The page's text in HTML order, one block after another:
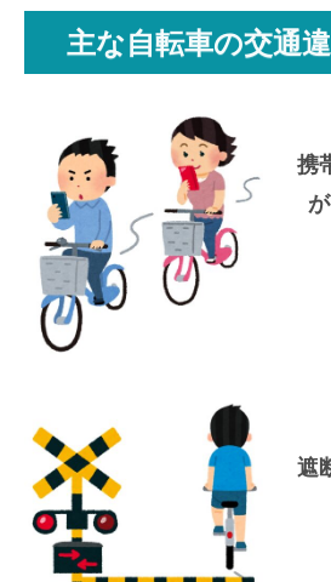
主な自転車の交通
携
遮